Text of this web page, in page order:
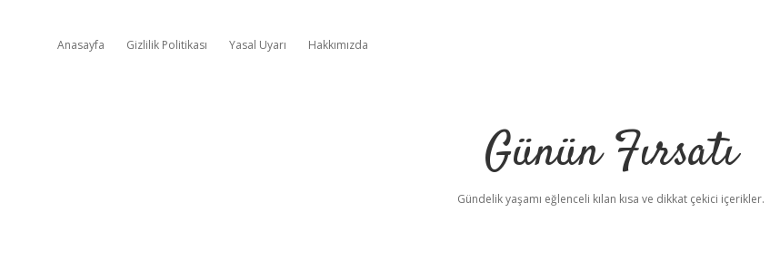
Anasayfa Gizlilik Politikası Yasal Uyarı Hakkımızda
Günün Fırsatı
Gündelik yaşamı eğlenceli kılan kısa ve dikkat çekici içerikler.